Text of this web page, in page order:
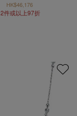
HK$46,176
2件或以上97折